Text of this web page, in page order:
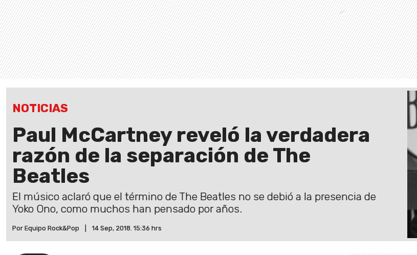
NOTICIAS
Paul McCartney reveló la verdadera
razón de la separación de The
Beatles
El músico aclaró que el término de The Beatles no se debió a la presencia de
Yoko Ono, como muchos han pensado por años.
Por Equipo Rock&Pop 14 Sep, 2018. 15:36 hrs